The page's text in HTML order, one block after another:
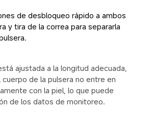
de desbloqueo rápido a ambos
y tira de la correa para separarla
ajustada a la longitud adecuada,
de la pulsera no entre en
con la piel, lo que puede
de los datos de monitoreo.